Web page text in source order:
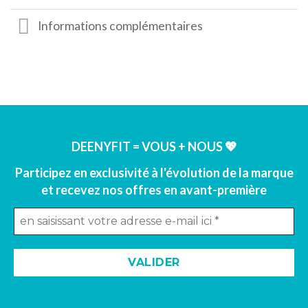
Informations complémentaires
DEENYFIT = VOUS + NOUS 💖
Participez en exclusivité à l'évolution de la marque
et recevez nos offres en avant-première